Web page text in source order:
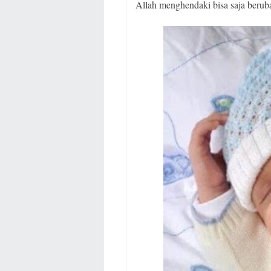
Allah menghendaki bisa saja